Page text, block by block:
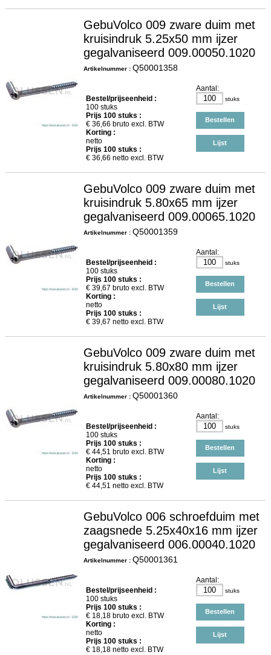
GebuVolco 009 zware duim met
kruisindruk 5.25x50 mm ijzer
gegalvaniseerd 009.00050.1020
Artikelnummer : Q50001358
Bestel/prijseenheid :
100 stuks
Prijs 100stuks :
€ 36,66 bruto excl. BTW
Korting :
netto
Prijs 100stuks :
€ 36,66 netto excl. BTW
Aantal:
stuks
Bestellen
Lijst
GebuVolco 009 zware duim met
kruisindruk 5.80x65 mm ijzer
gegalvaniseerd 009.00065.1020
Artikelnummer : Q50001359
Bestel/prijseenheid :
100 stuks
Prijs 100stuks :
€ 39,67 bruto excl. BTW
Korting :
netto
Prijs 100stuks :
€ 39,67 netto excl. BTW
Aantal:
stuks
Bestellen
Lijst
GebuVolco 009 zware duim met
kruisindruk 5.80x80 mm ijzer
gegalvaniseerd 009.00080.1020
Artikelnummer : Q50001360
Bestel/prijseenheid :
100 stuks
Prijs 100stuks :
€ 44,51 bruto excl. BTW
Korting :
netto
Prijs 100stuks :
€ 44,51 netto excl. BTW
Aantal:
stuks
Bestellen
Lijst
GebuVolco 006 schroefduim met
zaagsnede 5.25x40x16 mm ijzer
gegalvaniseerd 006.00040.1020
Artikelnummer : Q50001361
Bestel/prijseenheid :
100 stuks
Prijs 100stuks :
€ 18,18bruto excl. BTW
Korting :
netto
Prijs 100stuks :
€ 18,18netto excl. BTW
Aantal:
stuks
Bestellen
Lijst